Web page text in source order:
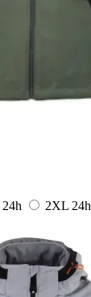
24h 2XL 24h